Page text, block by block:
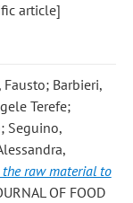
article]
Barbieri,
Terefe;
Seguino,
,
raw material to
OF FOOD